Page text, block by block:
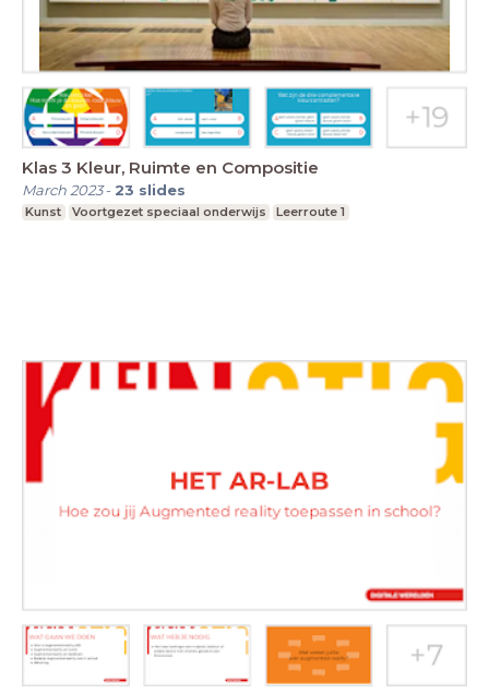
Klas 3 Kleur, Ruimte en Compositie
March 2023- 23 slides
Kunst Voortgezet speciaal onderwijs Leerroute 1